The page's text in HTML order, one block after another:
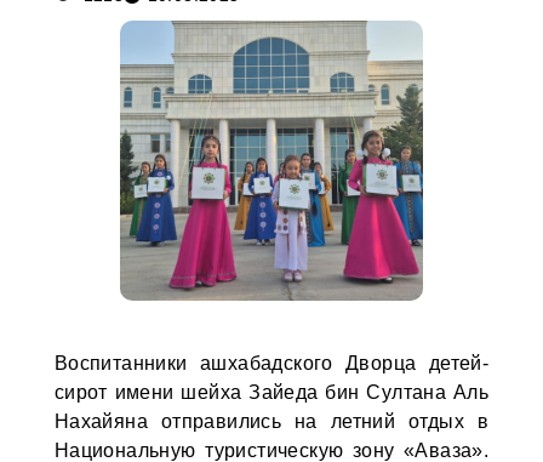
Воспитанники ашхабадского Дворца детей-
сирот имени шейха Зайеда бин Султана Аль
Нахайяна отправились на летний отдых в
Национальную туристическую зону «Аваза».